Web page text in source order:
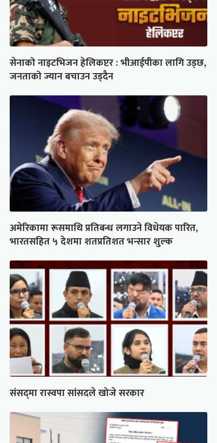
सेनाको नाइटभिजन हेलिकप्टर : भीआईपीका लागि उड्छ,
जनताको ज्यान बचाउन उड्दैन
अमेरिकामा रूसमाथि प्रतिबन्ध लगाउने विधेयक पारित,
भारतसहित ५ देशमा शतप्रतिशत भन्सार शुल्क
संसद्‍मा रास्वपा सांसदले खोजे सरकार